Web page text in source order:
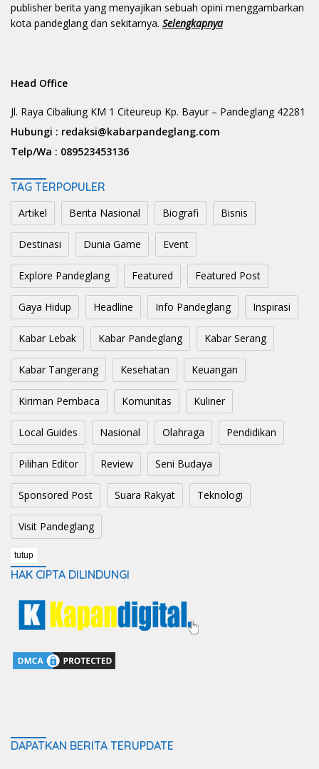
publisher berita yang menyajikan sebuah opini menggambarkan
kota pandeglang dan sekitarnya. Selengkapnya
Head Office
Jl. Raya Cibaliung KM 1 Citeureup Kp. Bayur – Pandeglang 42281
Hubungi : redaksi@kabarpandeglang.com
Telp/Wa : 089523453136
TAG TERPOPULER
Artikel Berita Nasional Biografi Bisnis
Destinasi Dunia Game Event
Explore Pandeglang Featured Featured Post
Gaya Hidup Headline Info Pandeglang Inspirasi
Kabar Lebak Kabar Pandeglang Kabar Serang
Kabar Tangerang Kesehatan Keuangan
Kiriman Pembaca Komunitas Kuliner
Local Guides Nasional Olahraga Pendidikan
Pilihan Editor Review Seni Budaya
Sponsored Post Suara Rakyat Teknologi
Visit Pandeglang
HAK CIPTA DILINDUNGI
DAPATKAN BERITA TERUPDATE
tutup